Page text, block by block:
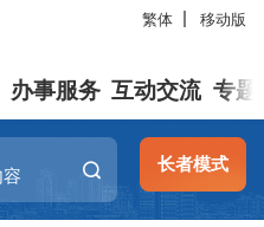
繁体 移动版
办事服务 互动交流 专题
长者模式